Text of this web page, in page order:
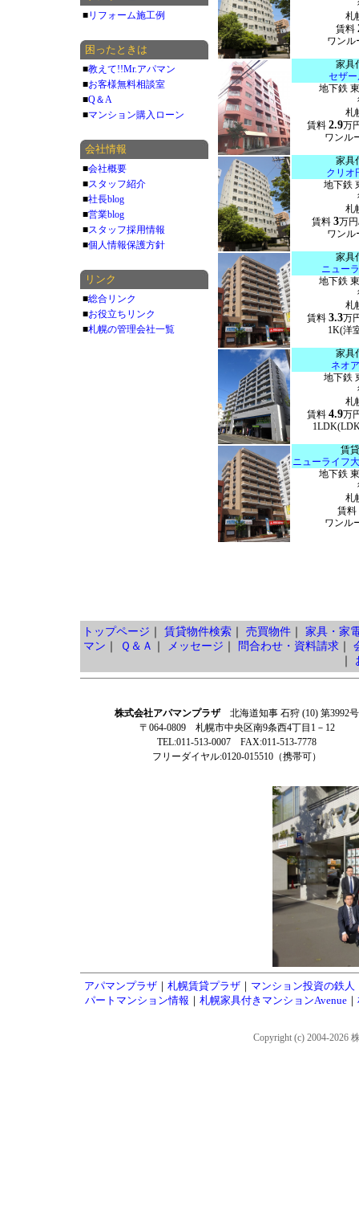
札
賃料
ワンル
家具
セザ
地下鉄
札
賃料 2.9万
ワンル
家具
クリオ
地下鉄
札
賃料 3万
ワンル
家具
ニュー
地下鉄
札
賃料 3.3万
1K(洋
家具
ネオ
地下鉄
札
賃料 4.9万
賃
ニューライフ
地下鉄
札
賃料
ワンル
■リフォーム施工例
困ったときは
■教えて!!Mr.アパマン
■お客様無料相談室
■Q＆A
■マンション購入ローン
会社情報
■会社概要
■スタッフ紹介
■社長blog
■営業blog
■スタッフ採用情報
■個人情報保護方針
リンク
■総合リンク
■お役立ちリンク
■札幌の管理会社一覧
トップページ 賃貸物件検索｜ 売買物件｜ 家具・家
マン
Ｑ＆Ａ メッセージ 問合わせ・資料請求｜
株式会社アパマンプラザ北海道知事 石狩 (10) 第3992号
〒064-0809 札幌市中央区南9条西4丁目1－12
TEL:011-513-0007 FAX:011-513-7778
フリーダイヤル:0120-015510（携帯可）
アパマンプラザ ｜ 札幌賃貸プラザ ｜ マンション投資の鉄人
パートマンション情報 ｜ 札幌家具付きマンションAvenue｜
Copyright (c) 2004-2026